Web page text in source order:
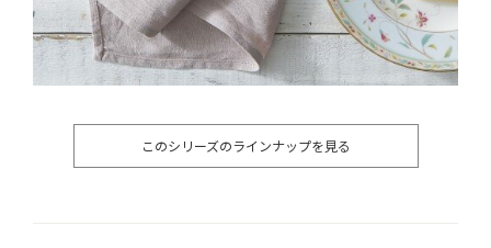
このシリーズのラインナップを見る